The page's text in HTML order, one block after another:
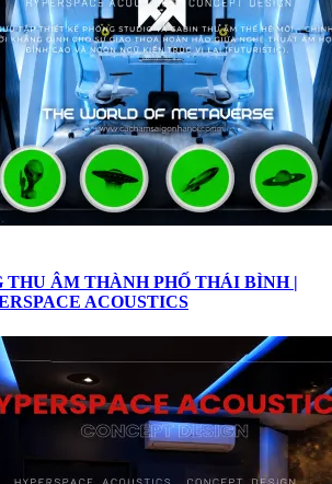
THU ÂM THÀNH PHỐ THÁI BÌNH |
ACOUSTICS